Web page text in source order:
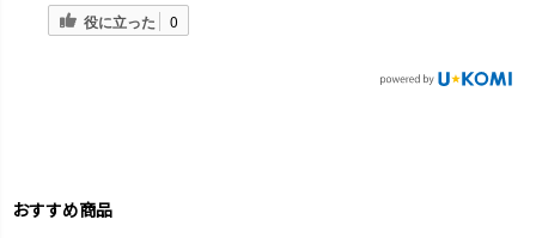
役に立った 0
おすすめ商品